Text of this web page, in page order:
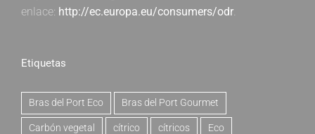
enlace: http://ec.europa.eu/consumers/odr.
Etiquetas
Bras del Port Eco Bras del Port Gourmet
Carbón vegetal cítrico cítricos Eco